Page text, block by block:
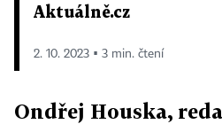
Aktuálně.cz
2. 10. 2023 ▪ 3 min. čtení
Ondřej Houska,